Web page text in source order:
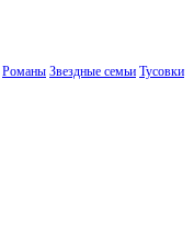
Романы Звездные семьи Тусовки